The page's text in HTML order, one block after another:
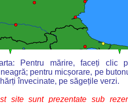
Pentru mărire, faceți clic
pentru micșorare, pe
învecinate, pe săgețile verzi.
site sunt prezentate sub